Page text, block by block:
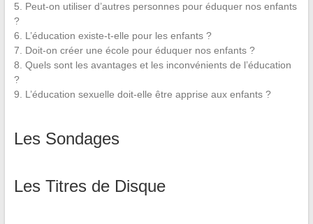
5. Peut-on utiliser d’autres personnes pour éduquer nos enfants
?
6. L’éducation existe-t-elle pour les enfants ?
7. Doit-on créer une école pour éduquer nos enfants ?
8. Quels sont les avantages et les inconvénients de l’éducation
?
9. L’éducation sexuelle doit-elle être apprise aux enfants ?
Les Sondages
Les Titres de Disque